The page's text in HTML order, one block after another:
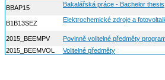
BBAP15 Bakalářská práce - Bachelor thesis
B1B13SEZ Elektrochemické zdroje a
2015_BEEMPV
Povinně volitelné předměty
2015_BEEMVOL
Volitelné předměty